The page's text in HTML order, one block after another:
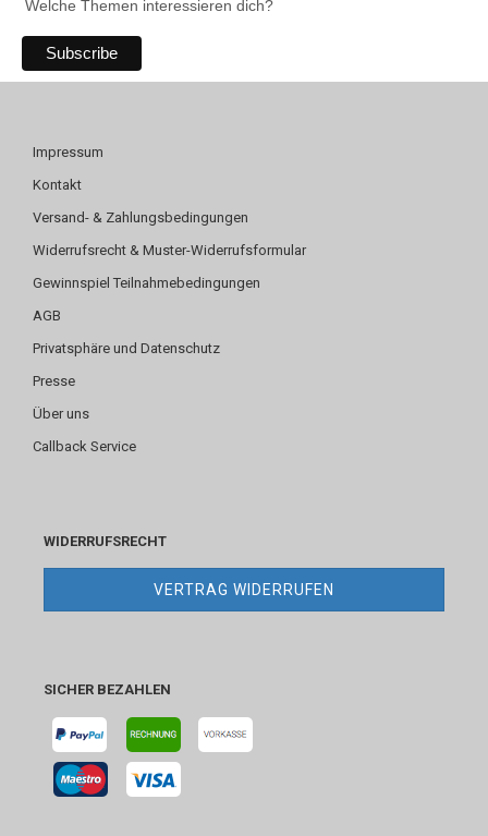
Welche Themen interessieren dich?
Impressum
Kontakt
Versand- & Zahlungsbedingungen
Widerrufsrecht & Muster-Widerrufsformular
Gewinnspiel Teilnahmebedingungen
AGB
Privatsphäre und Datenschutz
Presse
Über uns
Callback Service
WIDERRUFSRECHT
VERTRAG WIDERRUFEN
SICHER BEZAHLEN